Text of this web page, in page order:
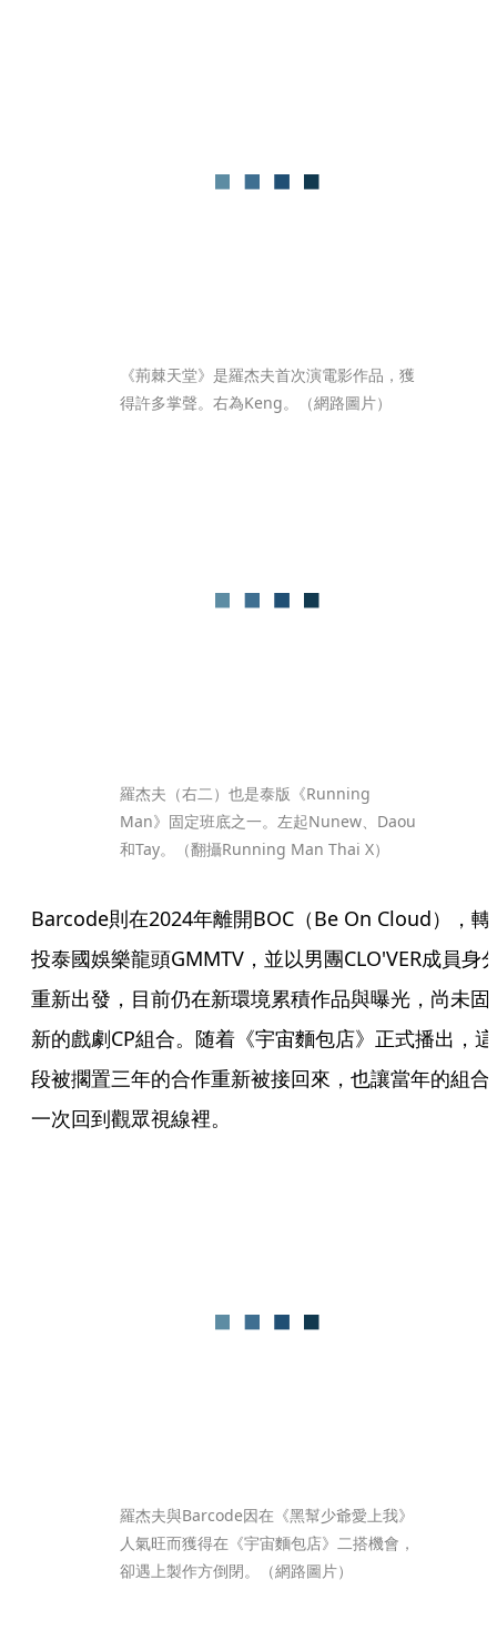
《荊棘天堂》是羅杰夫首次演電影作品，獲
得許多掌聲。右為Keng。（網路圖片）
羅杰夫（右二）也是泰版《Running
Man》固定班底之一。左起Nunew、Daou
和Tay。（翻攝Running Man Thai X）
Barcode則在2024年離開BOC（Be On Cloud），轉
投泰國娛樂龍頭GMMTV，並以男團CLO'VER成員身
重新出發，目前仍在新環境累積作品與曝光，尚未固
新的戲劇CP組合。随着《宇宙麵包店》正式播出，這
段被擱置三年的合作重新被接回來，也讓當年的組合
一次回到觀眾視線裡。
羅杰夫與Barcode因在《黑幫少爺愛上我》
人氣旺而獲得在《宇宙麵包店》二搭機會，
卻遇上製作方倒閉。（網路圖片）